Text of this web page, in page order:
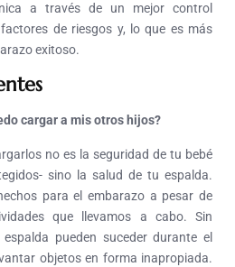
a través de un mejor control
de riesgos y, lo que es más
exitoso.
cargar a mis otros hijos?
no es la seguridad de tu bebé
sino la salud de tu espalda.
para el embarazo a pesar de
que llevamos a cabo. Sin
pueden suceder durante el
objetos en forma inapropiada.